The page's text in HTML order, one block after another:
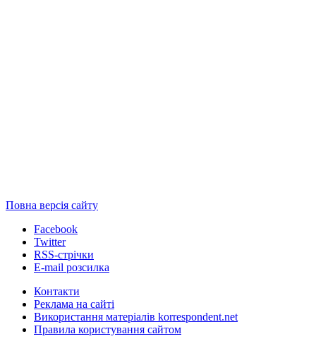
Повна версія сайту
Facebook
Twitter
RSS-стрічки
E-mail розсилка
Контакти
Реклама на сайті
Використання матеріалів korrespondent.net
Правила користування сайтом